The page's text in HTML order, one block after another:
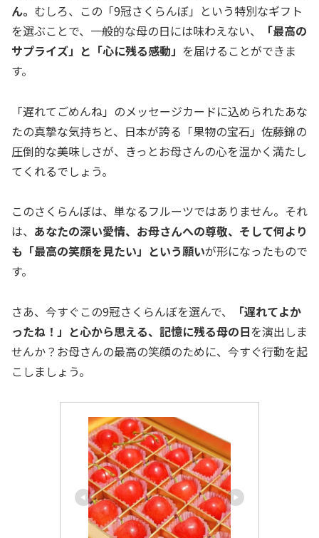
ん。 むしろ、この「9冠さくらんぼ」という特別なギフト
を選ぶことで、一般的な母の日には味わえない、
「最高の
サプライズ」と「心に残る感動」 を届けることができま
す。
「遅れてごめんね」のメッセージカードに込められたあな
たの真摯な気持ちと、日本が誇る「果物の宝石」佐藤錦の
圧倒的な美味しさが、きっとお母さんの心を温かく満たし
てくれるでしょう。
このさくらんぼは、単なるフルーツではありません。それ
は、 あなたの深い愛情、お母さんへの尊敬、そして何より
も「最高の笑顔を見たい」という願いが形になったもので
す。
さあ、今すぐこの9冠さくらんぼを選んで、
「遅れてよか
ったね！」と心から思える、記憶に残る母の日を演出しま
せんか？お母さんの最高の笑顔のために、今すぐ行動を起
こしましょう。